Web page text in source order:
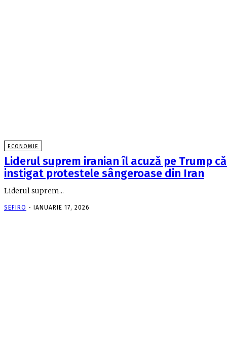
ECONOMIE
Liderul suprem iranian îl acuză pe Trump
instigat protestele sângeroase din Iran
Liderul suprem...
SEFIRO - IANUARIE 17, 2026